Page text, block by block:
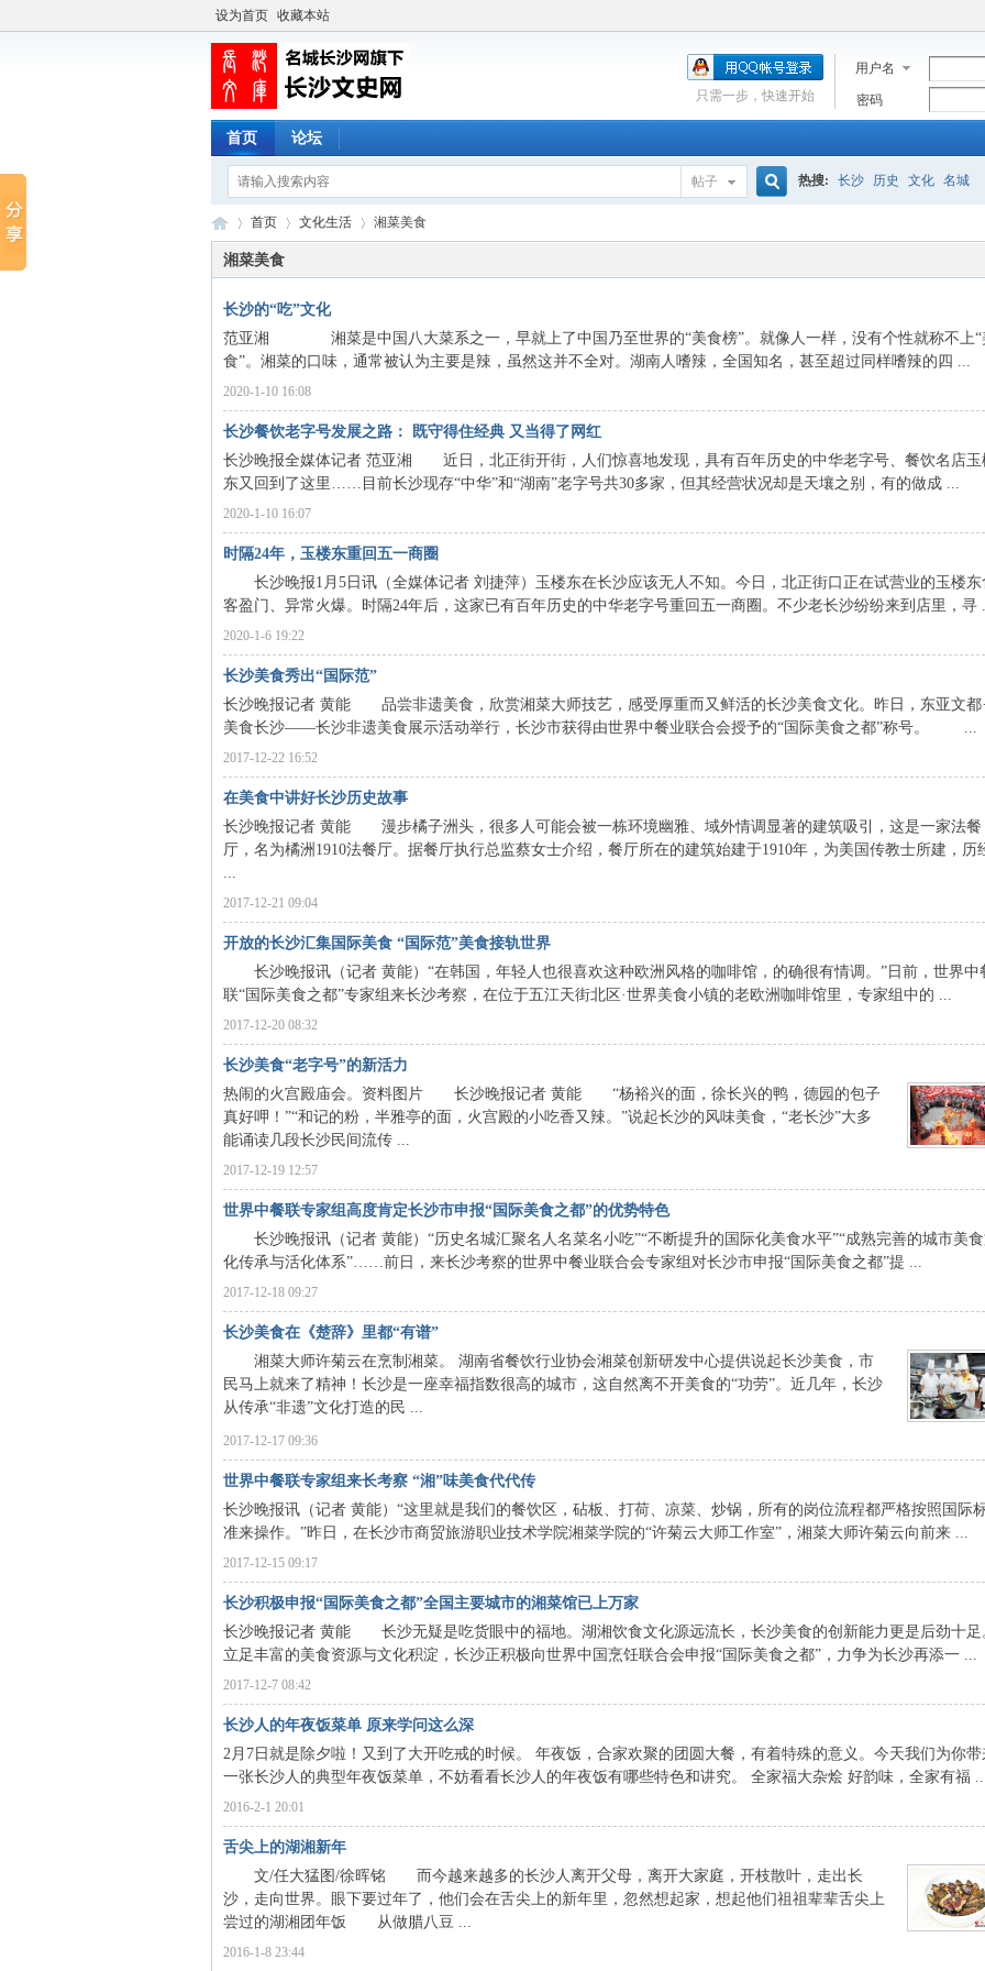
设为首页 收藏本站
用户名
密码
只需一步，快速开始
首页 论坛
帖子 热搜: 长沙 历史 文化 名城
沙
长
›
首页
›
文化生活 湘菜美食
湘菜美食
长沙的“吃”文化
范亚湘 湘菜是中国八大菜系之一，早就上了中国乃至世界的“美食榜”。就像人一样，没有个性就称不上“
食”。湘菜的口味，通常被认为主要是辣，虽然这并不全对。湖南人嗜辣，全国知名，甚至超过同样嗜辣的四 ...
2020-1-10 16:08
长沙餐饮老字号发展之路： 既守得住经典 又当得了网红
长沙晚报全媒体记者 范亚湘 近日，北正街开街，人们惊喜地发现，具有百年历史的中华老字号、餐饮名店玉
东又回到了这里……目前长沙现存“中华”和“湖南”老字号共30多家，但其经营状况却是天壤之别，有的做成 ...
2020-1-10 16:07
时隔24年，玉楼东重回五一商圈
长沙晚报1月5日讯（全媒体记者 刘捷萍）玉楼东在长沙应该无人不知。今日，北正街口正在试营业的玉楼东
客盈门、异常火爆。时隔24年后，这家已有百年历史的中华老字号重回五一商圈。不少老长沙纷纷来到店里，寻
2020-1-6 19:22
长沙美食秀出“国际范”
长沙晚报记者 黄能 品尝非遗美食，欣赏湘菜大师技艺，感受厚重而又鲜活的长沙美食文化。昨日，东亚文都
美食长沙——长沙非遗美食展示活动举行，长沙市获得由世界中餐业联合会授予的“国际美食之都”称号。 ...
2017-12-22 16:52
在美食中讲好长沙历史故事
长沙晚报记者 黄能 漫步橘子洲头，很多人可能会被一栋环境幽雅、域外情调显著的建筑吸引，这是一家法餐
厅，名为橘洲1910法餐厅。据餐厅执行总监蔡女士介绍，餐厅所在的建筑始建于1910年，为美国传教士所建，历
...
2017-12-21 09:04
开放的长沙汇集国际美食 “国际范”美食接轨世界
长沙晚报讯（记者 黄能）“在韩国，年轻人也很喜欢这种欧洲风格的咖啡馆，的确很有情调。”日前，世界中
联“国际美食之都”专家组来长沙考察，在位于五江天街北区·世界美食小镇的老欧洲咖啡馆里，专家组中的 ...
2017-12-20 08:32
长沙美食“老字号”的新活力
热闹的火宫殿庙会。资料图片 长沙晚报记者 黄能 “杨裕兴的面，徐长兴的鸭，德园的包子
真好呷！”“和记的粉，半雅亭的面，火宫殿的小吃香又辣。”说起长沙的风味美食，“老长沙”大多
能诵读几段长沙民间流传 ...
2017-12-19 12:57
世界中餐联专家组高度肯定长沙市申报“国际美食之都”的优势特色
长沙晚报讯（记者 黄能）“历史名城汇聚名人名菜名小吃”“不断提升的国际化美食水平”“成熟完善的城市美
化传承与活化体系”……前日，来长沙考察的世界中餐业联合会专家组对长沙市申报“国际美食之都”提 ...
2017-12-18 09:27
长沙美食在《楚辞》里都“有谱”
湘菜大师许菊云在烹制湘菜。 湖南省餐饮行业协会湘菜创新研发中心提供说起长沙美食，市
民马上就来了精神！长沙是一座幸福指数很高的城市，这自然离不开美食的“功劳”。近几年，长沙
从传承“非遗”文化打造的民 ...
2017-12-17 09:36
世界中餐联专家组来长考察 “湘”味美食代代传
长沙晚报讯（记者 黄能）“这里就是我们的餐饮区，砧板、打荷、凉菜、炒锅，所有的岗位流程都严格按照国际
准来操作。”昨日，在长沙市商贸旅游职业技术学院湘菜学院的“许菊云大师工作室”，湘菜大师许菊云向前来 ...
2017-12-15 09:17
长沙积极申报“国际美食之都”全国主要城市的湘菜馆已上万家
长沙晚报记者 黄能 长沙无疑是吃货眼中的福地。湖湘饮食文化源远流长，长沙美食的创新能力更是后劲十足
立足丰富的美食资源与文化积淀，长沙正积极向世界中国烹饪联合会申报“国际美食之都”，力争为长沙再添一 ...
2017-12-7 08:42
长沙人的年夜饭菜单 原来学问这么深
2月7日就是除夕啦！又到了大开吃戒的时候。 年夜饭，合家欢聚的团圆大餐，有着特殊的意义。今天我们为你带
一张长沙人的典型年夜饭菜单，不妨看看长沙人的年夜饭有哪些特色和讲究。 全家福大杂烩 好韵味，全家有福
2016-2-1 20:01
舌尖上的湖湘新年
文/任大猛图/徐晖铭 而今越来越多的长沙人离开父母，离开大家庭，开枝散叶，走出长
沙，走向世界。眼下要过年了，他们会在舌尖上的新年里，忽然想起家，想起他们祖祖辈辈舌尖上
尝过的湖湘团年饭 从做腊八豆 ...
2016-1-8 23:44